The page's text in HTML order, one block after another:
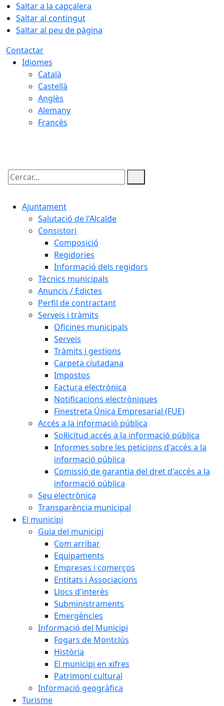
Saltar a la capçalera
Saltar al contingut
Saltar al peu de pàgina
Contactar
Idiomes
Català
Castellà
Anglès
Alemany
Francès
Cercar:
Ajuntament
Salutació de l'Alcalde
Consistori
Composició
Regidories
Informació dels regidors
Tècnics municipals
Anuncis / Edictes
Perfil de contractant
Serveis i tràmits
Oficines municipals
Serveis
Tràmits i gestions
Carpeta ciutadana
Impostos
Factura electrònica
Notificacions electròniques
Finestreta Única Empresarial (FUE)
Accés a la informació pública
Sol·licitud accés a la informació pública
Informes sobre les peticions d'accés a la
informació pública
Comissió de garantia del dret d'accés a la
informació pública
Seu electrònica
Transparència municipal
El municipi
Guia del municipi
Com arribar
Equipaments
Empreses i comerços
Entitats i Associacions
Llocs d'interès
Subministraments
Emergències
Informació del Municipi
Fogars de Montclús
Història
El municipi en xifres
Patrimoni cultural
Informació geogràfica
Turisme